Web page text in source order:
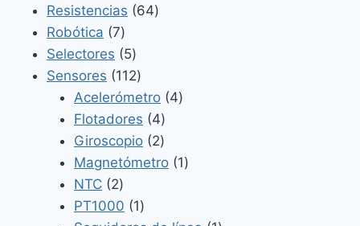
Resistencias 6464
Robótica 77
productos
Selectores 55
productos
Sensores 112112
productos
Acelerómetro 44
Flotadores 44
productos
Giroscopio 22
productos
Magnetómetro 11
NTC 22
productos
PT1000 11